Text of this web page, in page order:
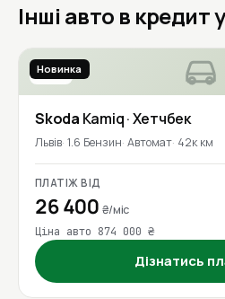
Інші авто в кредит
2020
Новинка
Skoda Kamiq· Хетчбек
Львів 1.6 Бензин Автомат 42к км
ПЛАТІЖ ВІД
26 400 ₴/міс
Ціна авто 874 000 ₴
Дізнатись